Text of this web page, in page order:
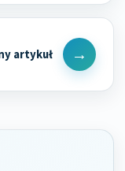
Next
Post